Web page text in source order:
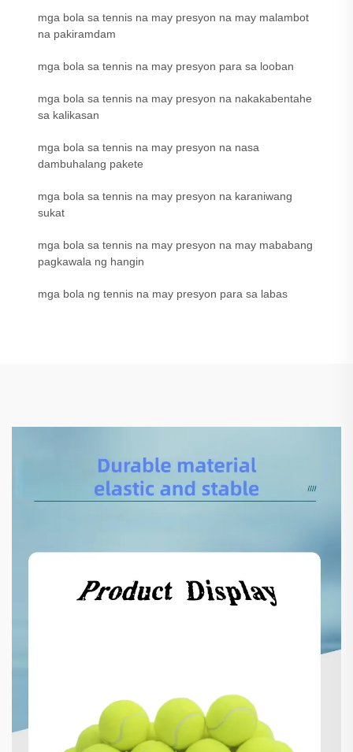
mga bola sa tennis na may presyon na may malambot
na pakiramdam
mga bola sa tennis na may presyon para sa looban
mga bola sa tennis na may presyon na nakakabentahe
sa kalikasan
mga bola sa tennis na may presyon na nasa
dambuhalang pakete
mga bola sa tennis na may presyon na karaniwang
sukat
mga bola sa tennis na may presyon na may mababang
pagkawala ng hangin
mga bola ng tennis na may presyon para sa labas